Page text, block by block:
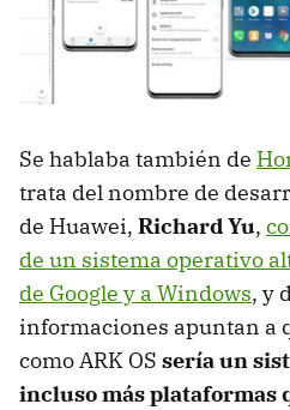
Se hablaba también de
trata del nombre de
de Huawei, Richard Yu,
de un sistema operativo
de Google y a Windows, y
informaciones apuntan a
como ARK OS sería un
incluso más plataformas